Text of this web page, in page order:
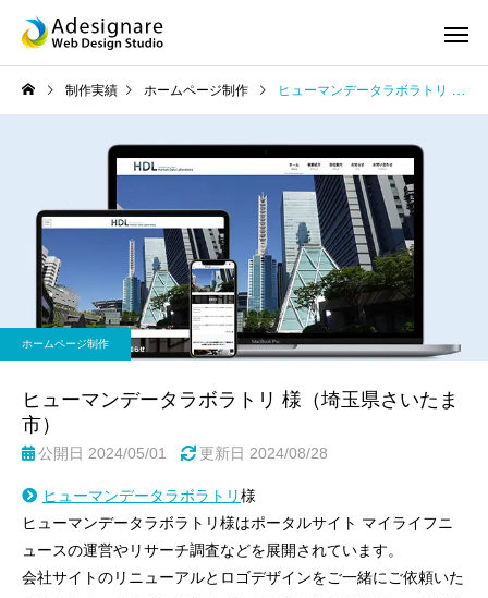
ホームページ制作
制作実績 ホームページ制作 ヒューマンデータラボラトリ 様（埼玉県さいたま市）
ホームページ制作
ヒューマンデータラボラトリ 様（埼玉県さいたま
市）
公開日 2024/05/01 更新日 2024/08/28
ヒューマンデータラボラトリ様
ヒューマンデータラボラトリ様はポータルサイト マイライフニ
ュースの運営やリサーチ調査などを展開されています。
会社サイトのリニューアルとロゴデザインをご一緒にご依頼いた